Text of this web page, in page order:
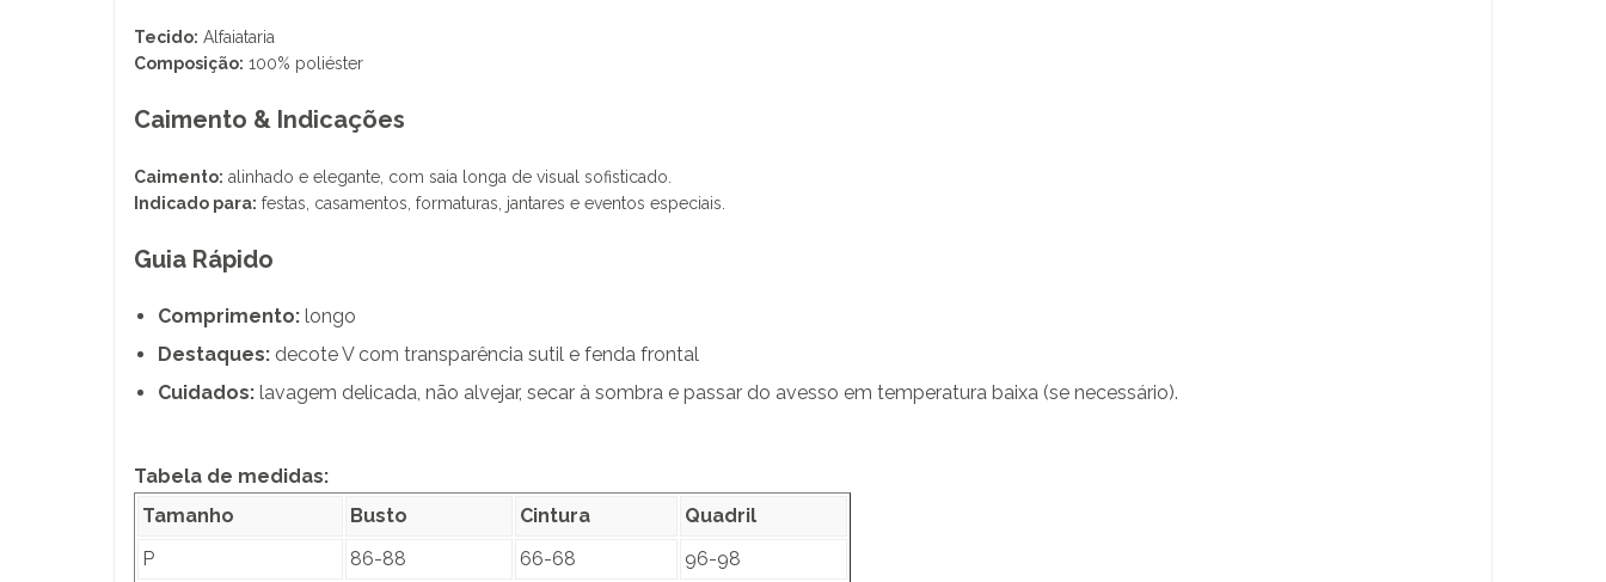
Tecido: Alfaiataria
Composição: 100% poliéster
Caimento & Indicações
Caimento: alinhado e elegante, com saia longa de visual sofisticado.
Indicado para: festas, casamentos, formaturas, jantares e eventos especiais.
Guia Rápido
Comprimento: longo
Destaques: decote V com transparência sutil e fenda frontal
Cuidados: lavagem delicada, não alvejar, secar à sombra e passar do avesso em temperatura baixa (se necessário).
Tabela de medidas:
Tamanho
Busto Cintura
Quadril
P
86-88 66-68
96-98